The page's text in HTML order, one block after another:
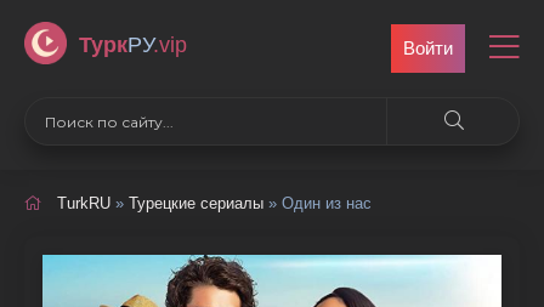
ТуркРУ.vip Войти
TurkRU » Турецкие сериалы » Один из нас